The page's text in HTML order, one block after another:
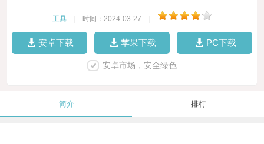
工具 时间：2024-03-27
安卓下载 苹果下载 PC下载
安卓市场，安全绿色
简介 排行